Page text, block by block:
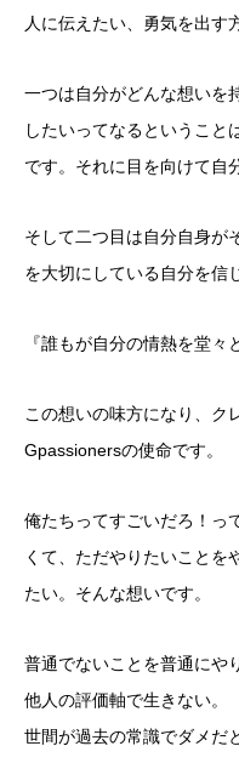
人に伝えたい、勇気を出す
一つは自分がどんな想いを
したいってなるということ
です。それに目を向けて自
そして二つ目は自分自身が
を大切にしている自分を信
『誰もが自分の情熱を堂々
この想いの味方になり、ク
Gpassionersの使命です。
俺たちってすごいだろ！っ
くて、ただやりたいことを
たい。そんな想いです。
普通でないことを普通にや
他人の評価軸で生きない。
世間が過去の常識でダメだ